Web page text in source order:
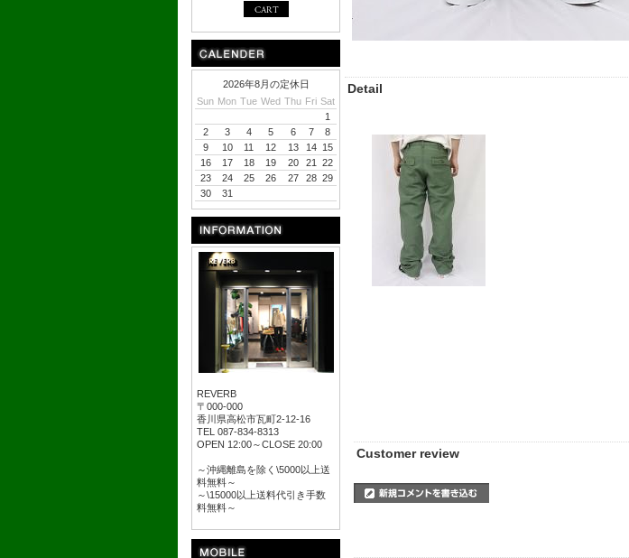
2026年8月の定休日
Sun Mon Tue Wed Thu Fri Sat
1
2
3 4 5 6 7
8
9
10 11 12 13 14
15
16
17 18 19 20 21
22
23
24 25 26 27 28 29
30
31
REVERB
〒000-000
香川県高松市瓦町2-12-16
TEL 087-834-8313
OPEN 12:00～CLOSE 20:00
～沖縄離島を除く\5000以上送
料無料～
～\15000以上送料代引き手数
料無料～
Detail
Customer review